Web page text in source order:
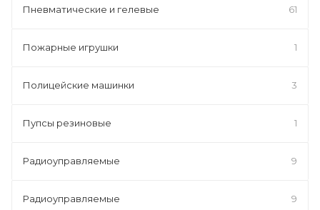
Пневматические и гелевые 61
Пожарные игрушки 1
Полицейские машинки 3
Пупсы резиновые 1
Радиоуправляемые 9
Радиоуправляемые 9